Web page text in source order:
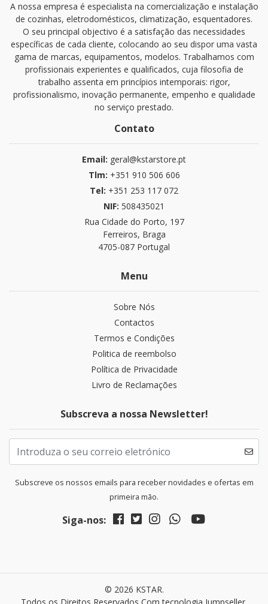
A nossa empresa é especialista na comercialização e instalação
de cozinhas, eletrodomésticos, climatização, esquentadores.
O seu principal objectivo é a satisfação das necessidades
específicas de cada cliente, colocando ao seu dispor uma vasta
gama de marcas, equipamentos, modelos. Trabalhamos com
profissionais experientes e qualificados, cuja filosofia de
trabalho assenta em princípios intemporais: rigor,
profissionalismo, inovação permanente, empenho e qualidade
no serviço prestado.
Contato
Email: geral@kstarstore.pt
Tlm: +351 910 506 606
Tel: +351 253 117 072
NIF: 508435021
Rua Cidade do Porto, 197
Ferreiros, Braga
4705-087 Portugal
Menu
Sobre Nós
Contactos
Termos e Condições
Politica de reembolso
Política de Privacidade
Livro de Reclamações
Subscreva a nossa Newsletter!
Subscreve os nossos emails para receber novidades e ofertas em
primeira mão.
Siga-nos:
© 2026 KSTAR.